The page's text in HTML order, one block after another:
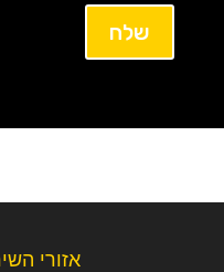
שלח
אזורי